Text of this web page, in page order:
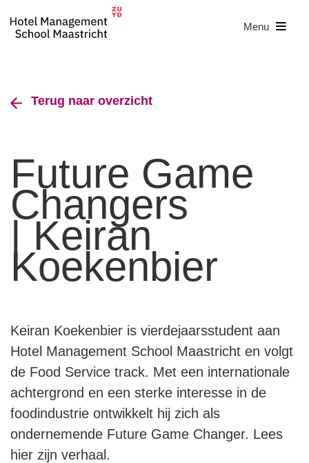
Menu
Terug naar overzicht
Future Game
Changers
| Keiran
Koekenbier
Keiran Koekenbier is vierdejaarsstudent aan
Hotel Management School Maastricht en volgt
de Food Service track. Met een internationale
achtergrond en een sterke interesse in de
foodindustrie ontwikkelt hij zich als
ondernemende Future Game Changer. Lees
hier zijn verhaal.